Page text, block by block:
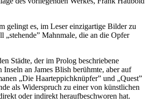
gelingt es, im Leser einzigartige Bilder zu
Mahnmale, die an die Opfer
Städte, der im Prolog beschriebene
an James Blish berühmte, aber auf
„Die Haarteppichknüpfer” und „Quest”
als Widerspruch zu einer von künstlichen
oder indirekt heraufbeschworen hat.